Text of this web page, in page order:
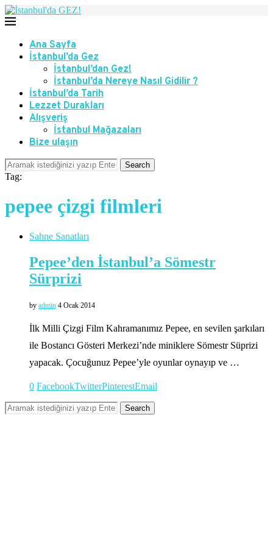
Ana Sayfa
İstanbul’da Gez
İstanbul’dan Gez!
İstanbul’da Nereye Nasıl Gidilir ?
İstanbul’da Tarih
Lezzet Durakları
Alışveriş
İstanbul Mağazaları
Bize ulaşın
Search
Tag:
pepee çizgi filmleri
Sahne Sanatları
Pepee’den İstanbul’a Sömestr
Sürprizi
by admin 4 Ocak 2014
İlk Milli Çizgi Film Kahramanımız Pepee, en sevilen şarkıları
ile Bostancı Gösteri Merkezi’nde miniklere Sömestr Süprizi
yapacak. Çocuğunuz Pepee’yle oyunlar oynayıp ve …
0 FacebookTwitterPinterestEmail